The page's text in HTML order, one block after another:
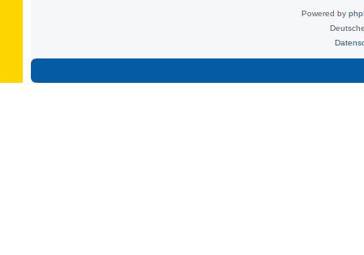
Powered by